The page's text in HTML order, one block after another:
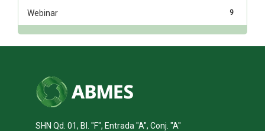
9
Webinar
SHN Qd. 01, Bl. "F", Entrada "A", Conj. "A"